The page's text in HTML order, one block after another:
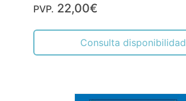
PVP. 22,00€
Consulta disponibilidad